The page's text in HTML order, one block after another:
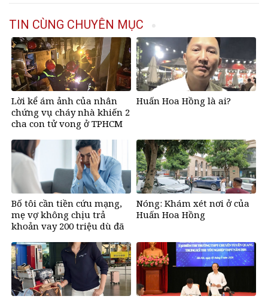
TIN CÙNG CHUYÊN MỤC
Lời kể ám ảnh của nhân
chứng vụ cháy nhà khiến 2
cha con tử vong ở TPHCM
Huấn Hoa Hồng là ai?
Bố tôi cần tiền cứu mạng,
mẹ vợ không chịu trả
khoản vay 200 triệu dù đã
Nóng: Khám xét nơi ở của
Huấn Hoa Hồng